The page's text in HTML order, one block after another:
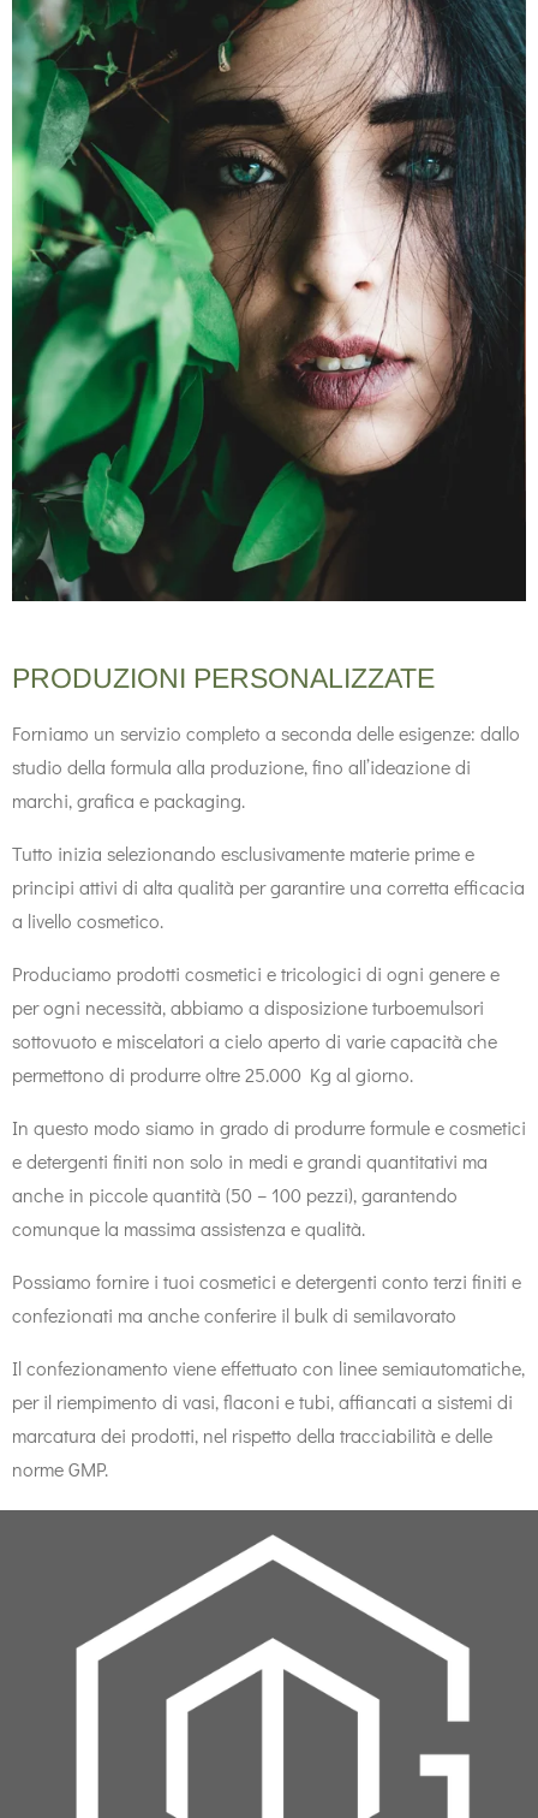
PRODUZIONI PERSONALIZZATE
Forniamo un servizio completo a seconda delle esigenze: dallo
studio della formula alla produzione, fino all’ideazione di
marchi, grafica e packaging.
Tutto inizia selezionando esclusivamente materie prime e
principi attivi di alta qualità per garantire una corretta efficacia
a livello cosmetico.
Produciamo prodotti cosmetici e tricologici di ogni genere e
per ogni necessità, abbiamo a disposizione turboemulsori
sottovuoto e miscelatori a cielo aperto di varie capacità che
permettono di produrre oltre 25.000 Kg al giorno.
In questo modo siamo in grado di produrre formule e cosmetici
e detergenti finiti non solo in medi e grandi quantitativi ma
anche in piccole quantità (50 – 100 pezzi), garantendo
comunque la massima assistenza e qualità.
Possiamo fornire i tuoi cosmetici e detergenti conto terzi finiti e
confezionati ma anche conferire il bulk di semilavorato
Il confezionamento viene effettuato con linee semiautomatiche,
per il riempimento di vasi, flaconi e tubi, affiancati a sistemi di
marcatura dei prodotti, nel rispetto della tracciabilità e delle
norme GMP.